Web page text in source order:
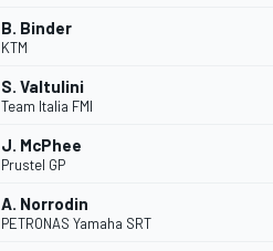
B. Binder
KTM
S. Valtulini
Team Italia FMI
J. McPhee
Prustel GP
A. Norrodin
PETRONAS Yamaha SRT